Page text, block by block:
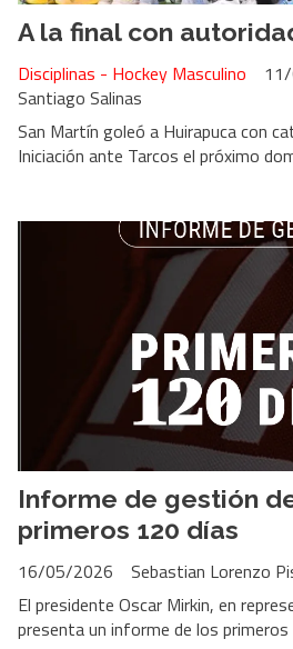
A la final con
Santiago Salinas
Disciplinas - Hockey Masculino
San Martín goleó a Huirapuca con
Iniciación ante Tarcos el próximo
Informe de gestión
primeros 120 días
Sebastian Lorenzo
16/05/2026
El presidente Oscar Mirkin, en
presenta un informe de los